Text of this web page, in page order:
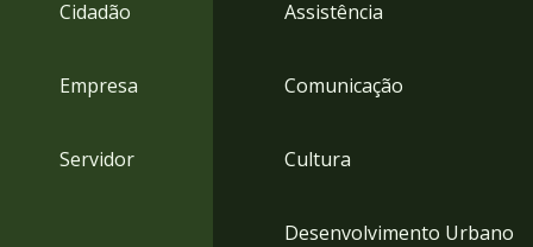
Cidadão
Empresa
Servidor
Assistência
Comunicação
Cultura
Desenvolvimento Urbano